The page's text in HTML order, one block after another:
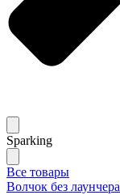
Sparking
Все товары
Волчок без лаунчера